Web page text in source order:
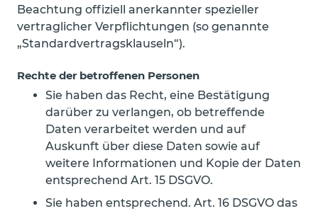
Beachtung offiziell anerkannter spezieller
vertraglicher Verpflichtungen (so genannte
„Standardvertragsklauseln“).
Rechte der betroffenen Personen
Sie haben das Recht, eine Bestätigung
darüber zu verlangen, ob betreffende
Daten verarbeitet werden und auf
Auskunft über diese Daten sowie auf
weitere Informationen und Kopie der Daten
entsprechend Art. 15 DSGVO.
Sie haben entsprechend. Art. 16 DSGVO das